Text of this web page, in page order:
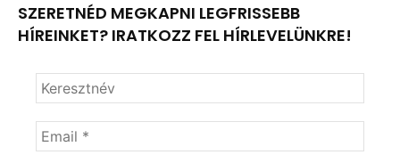
SZERETNÉD MEGKAPNI LEGFRISSEBB
HÍREINKET? IRATKOZZ FEL HÍRLEVELÜNKRE!